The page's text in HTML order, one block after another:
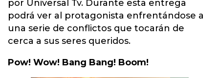
por Universal Tv. Durante esta entrega
podrá ver al protagonista enfrentándose a
una serie de conflictos que tocarán de
cerca a sus seres queridos.
Pow! Wow! Bang Bang! Boom!